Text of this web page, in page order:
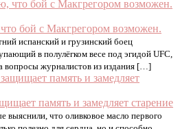
бой с Макгрегором возможен.
испанский и грузинский боец
в полулёгком весе под эгидой UFC,
вопросы журналистов из издания […]
память и замедляет старение
выяснили, что оливковое масло первого